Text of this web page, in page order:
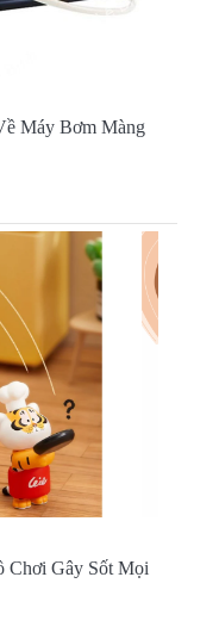
Máy Bơm Màng
Chơi Gây Sốt Mọi